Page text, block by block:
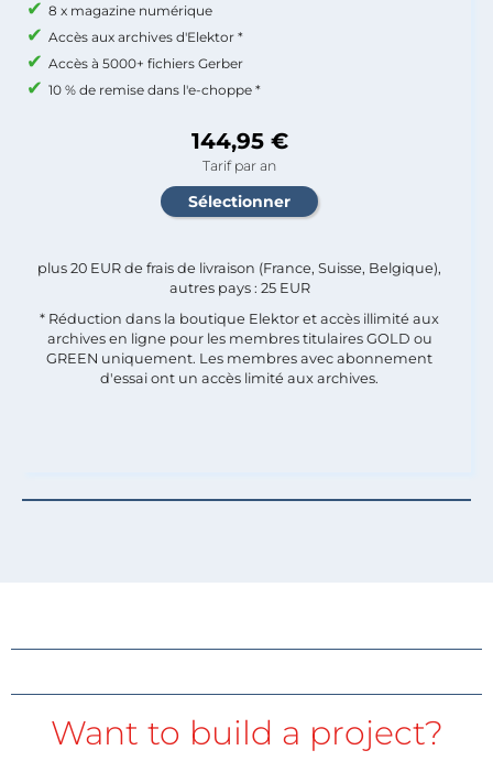
8 x magazine numérique
Accès aux archives d'Elektor *
Accès à 5000+ fichiers Gerber
10 % de remise dans l'e-choppe *
144,95 €
Tarif par an
plus 20 EUR de frais de livraison (France, Suisse, Belgique),
autres pays : 25 EUR
* Réduction dans la boutique Elektor et accès illimité aux
archives en ligne pour les membres titulaires GOLD ou
GREEN uniquement. Les membres avec abonnement
d'essai ont un accès limité aux archives.
Want to build a project?